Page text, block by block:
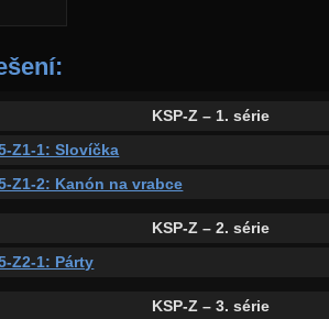
KSP-Z – 1. série
Z1-1: Slovíčka
Z1-2: Kanón na vrabce
KSP-Z – 2. série
Z2-1: Párty
KSP-Z – 3. série